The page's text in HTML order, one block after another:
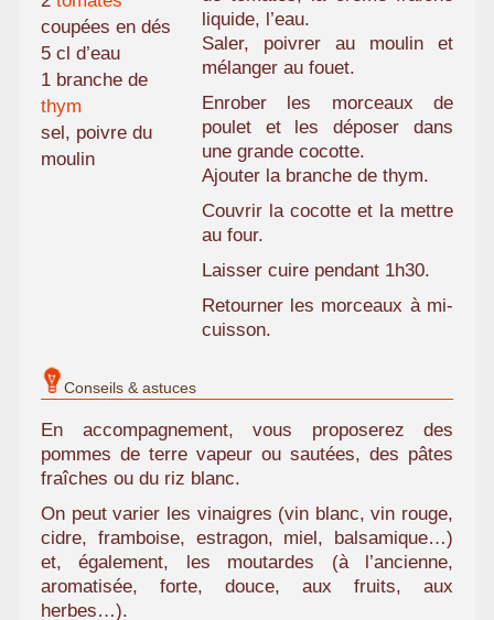
coupées en dés
5 cl d’eau
1 branche de
thym
sel, poivre du
moulin
liquide, l’eau.
Saler, poivrer au moulin et
mélanger au fouet.
Enrober les morceaux de
poulet et les déposer dans
une grande cocotte.
Ajouter la branche de thym.
Couvrir la cocotte et la mettre
au four.
Laisser cuire pendant 1h30.
Retourner les morceaux à mi-
cuisson.
Conseils & astuces
En accompagnement, vous proposerez des
pommes de terre vapeur ou sautées, des pâtes
fraîches ou du riz blanc.
On peut varier les vinaigres (vin blanc, vin rouge,
cidre, framboise, estragon, miel, balsamique…)
et, également, les moutardes (à l’ancienne,
aromatisée, forte, douce, aux fruits, aux
herbes…).